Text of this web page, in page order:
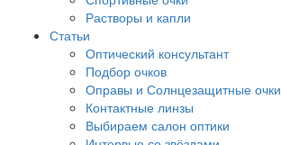
Растворы и капли
Статьи
Оптический консультант
Подбор очков
Оправы и Солнцезащитные очки
Контактные линзы
Выбираем салон оптики